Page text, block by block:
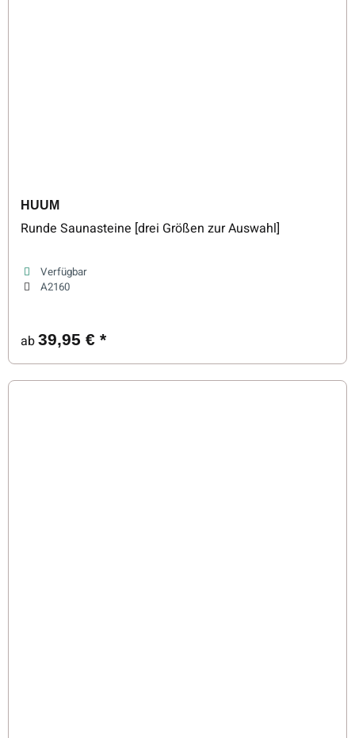
HUUM
Runde Saunasteine [drei Größen zur Auswahl]
Verfügbar
A2160
ab39,95 € *